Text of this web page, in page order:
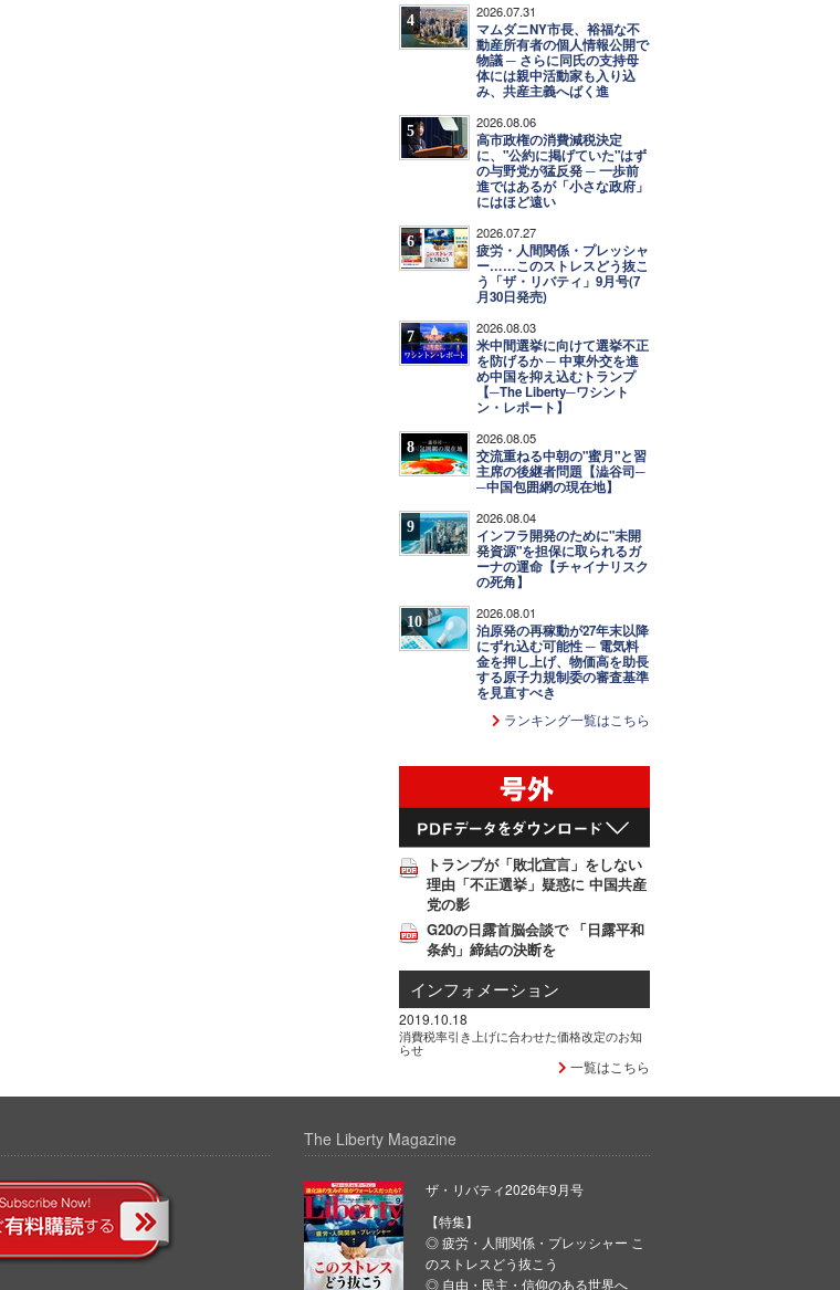
4 2026.07.31
マムダニNY市長、裕福な不
動産所有者の個人情報公開で
物議 ─ さらに同氏の支持母
体には親中活動家も入り込
み、共産主義へばく進
5 2026.08.06
高市政権の消費減税決定
に、"公約に掲げていた"はず
の与野党が猛反発 ─ 一歩前
進ではあるが「小さな政府」
にはほど遠い
6 2026.07.27
疲労・人間関係・プレッシャ
ー……このストレスどう抜こ
う「ザ・リバティ」9月号(7
月30日発売)
7 2026.08.03
米中間選挙に向けて選挙不正
を防げるか ─ 中東外交を進
め中国を抑え込むトランプ
【─The Liberty─ワシント
ン・レポート】
8 2026.08.05
交流重ねる中朝の"蜜月"と習
主席の後継者問題【澁谷司─
─中国包囲網の現在地】
9 2026.08.04
インフラ開発のために"未開
発資源"を担保に取られるガ
ーナの運命【チャイナリスク
の死角】
10 2026.08.01
泊原発の再稼動が27年末以降
にずれ込む可能性 ─ 電気料
金を押し上げ、物価高を助長
する原子力規制委の審査基準
を見直すべき
ランキング一覧はこちら
トランプが「敗北宣言」をしない
理由「不正選挙」疑惑に 中国共産
党の影
G20の日露首脳会談で 「日露平和
条約」締結の決断を
インフォメーション
2019.10.18
消費税率引き上げに合わせた価格改定のお知
らせ
一覧はこちら
The Liberty Magazine
ザ・リバティ2026年9月号
【特集】
◎ 疲労・人間関係・プレッシャー こ
のストレスどう抜こう
◎ 自由・民主・信仰のある世界へ